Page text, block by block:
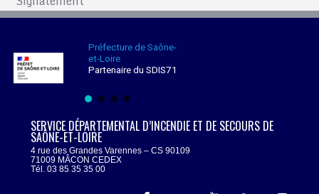
Préfecture de Saône-
et-Loire
Partenaire du SDIS71
SERVICE DÉPARTEMENTAL D’INCENDIE ET DE SECOURS DE
SAÔNE-ET-LOIRE
4 rue des Grandes Varennes – CS 90109
71009 MÂCON CEDEX
Tél. 03 85 35 35 00